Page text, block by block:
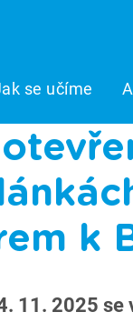
se učíme
k
11. 2025 se